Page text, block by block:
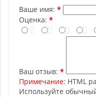
Ваше имя:
Оценка:
Ваш отзыв:
Примечание: HTML
Используйте